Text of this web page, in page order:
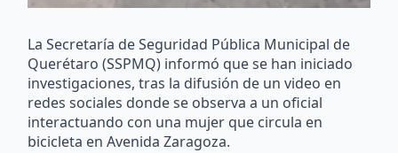
La Secretaría de Seguridad Pública Municipal de
Querétaro (SSPMQ) informó que se han iniciado
investigaciones, tras la difusión de un video en
redes sociales donde se observa a un oficial
interactuando con una mujer que circula en
bicicleta en Avenida Zaragoza.